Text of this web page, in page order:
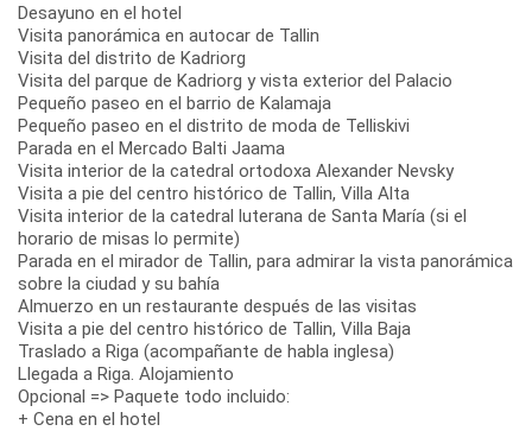
Desayuno en el hotel
Visita panorámica en autocar de Tallin
Visita del distrito de Kadriorg
Visita del parque de Kadriorg y vista exterior del Palacio
Pequeño paseo en el barrio de Kalamaja
Pequeño paseo en el distrito de moda de Telliskivi
Parada en el Mercado Balti Jaama
Visita interior de la catedral ortodoxa Alexander Nevsky
Visita a pie del centro histórico de Tallin, Villa Alta
Visita interior de la catedral luterana de Santa María (si el
horario de misas lo permite)
Parada en el mirador de Tallin, para admirar la vista panorámica
sobre la ciudad y su bahía
Almuerzo en un restaurante después de las visitas
Visita a pie del centro histórico de Tallin, Villa Baja
Traslado a Riga (acompañante de habla inglesa)
Llegada a Riga. Alojamiento
Opcional => Paquete todo incluido:
+ Cena en el hotel